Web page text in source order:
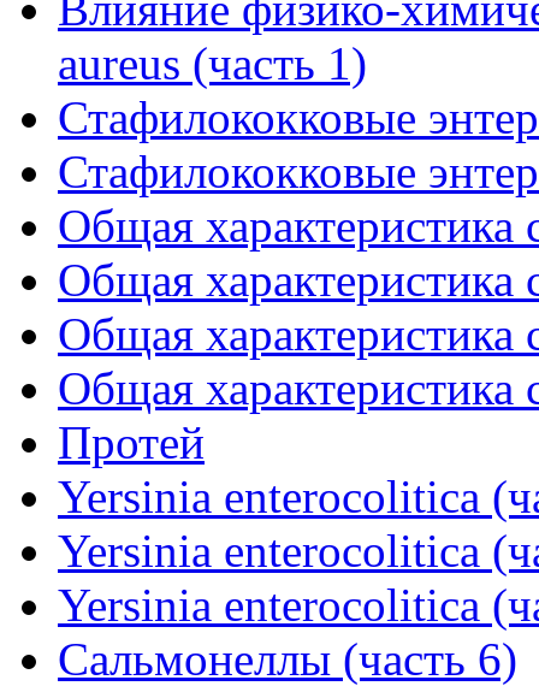
aureus (часть 1)
Стафилококковые
Стафилококковые
Общая характеристика
Общая характеристика
Общая характеристика
Общая характеристика
Протей
Yersinia enterocolitica
Yersinia enterocolitica
Yersinia enterocolitica
Сальмонеллы (часть 6)